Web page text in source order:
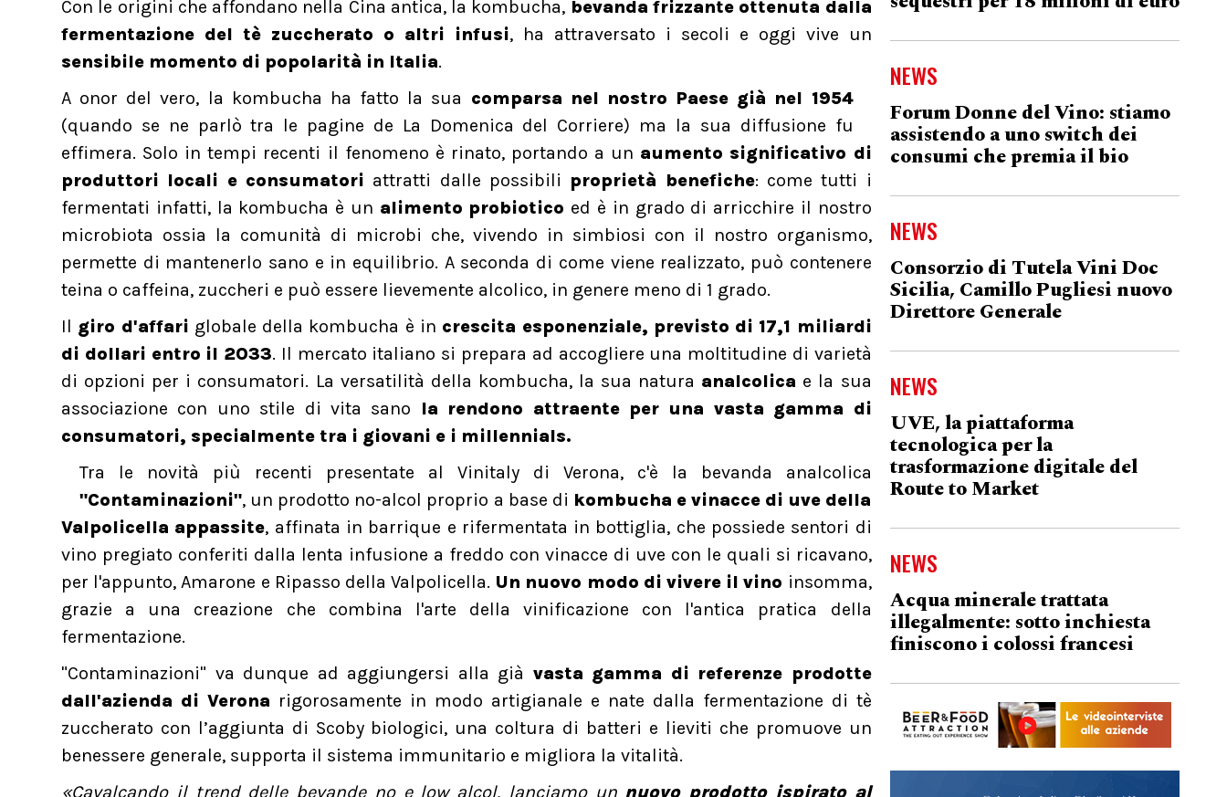
Con le origini che affondano nella Cina antica, la kombucha, bevanda frizzante ottenuta dalla
fermentazione del tè zuccherato o altri infusi, ha attraversato i secoli e oggi vive un
sensibile momento di popolarità in Italia.
A onor del vero, la kombucha ha fatto la sua comparsa nel nostro Paese già nel 1954
(quando se ne parlò tra le pagine de La Domenica del Corriere) ma la sua diffusione fu
effimera. Solo in tempi recenti il fenomeno è rinato, portando a un aumento significativo di
produttori locali e consumatori attratti dalle possibili proprietà benefiche: come tutti i
fermentati infatti, la kombucha è un alimento probiotico ed è in grado di arricchire il nostro
microbiota ossia la comunità di microbi che, vivendo in simbiosi con il nostro organismo,
permette di mantenerlo sano e in equilibrio. A seconda di come viene realizzato, può contenere
teina o caffeina, zuccheri e può essere lievemente alcolico, in genere meno di 1 grado.
Il giro d'affari globale della kombucha è in crescita esponenziale, previsto di 17,1 miliardi
di dollari entro il 2033. Il mercato italiano si prepara ad accogliere una moltitudine di varietà
di opzioni per i consumatori. La versatilità della kombucha, la sua natura analcolica e la sua
associazione con uno stile di vita sano la rendono attraente per una vasta gamma di
consumatori, specialmente tra i giovani e i millennials.
Tra le novità più recenti presentate al Vinitaly di Verona, c'è la bevanda analcolica
"Contaminazioni", un prodotto no-alcol proprio a base di kombucha e vinacce di uve della
Valpolicella appassite, affinata in barrique e rifermentata in bottiglia, che possiede sentori di
vino pregiato conferiti dalla lenta infusione a freddo con vinacce di uve con le quali si ricavano,
per l'appunto, Amarone e Ripasso della Valpolicella. Un nuovo modo di vivere il vino insomma,
grazie a una creazione che combina l'arte della vinificazione con l'antica pratica della
fermentazione.
"Contaminazioni" va dunque ad aggiungersi alla già vasta gamma di referenze prodotte
dall'azienda di Verona rigorosamente in modo artigianale e nate dalla fermentazione di tè
zuccherato con l’aggiunta di Scoby biologici, una coltura di batteri e lieviti che promuove un
benessere generale, supporta il sistema immunitario e migliora la vitalità.
«Cavalcando il trend delle bevande no e low alcol, lanciamo un nuovo prodotto ispirato al
NEWS
Forum Donne del Vino: stiamo
assistendo a uno switch dei
consumi che premia il bio
NEWS
Consorzio di Tutela Vini Doc
Sicilia, Camillo Pugliesi nuovo
Direttore Generale
NEWS
UVE, la piattaforma
tecnologica per la
trasformazione digitale del
Route to Market
NEWS
Acqua minerale trattata
illegalmente: sotto inchiesta
finiscono i colossi francesi